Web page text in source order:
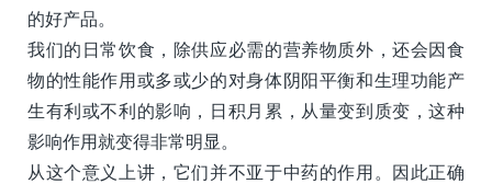
的好产品。
我们的日常饮食，除供应必需的营养物质外，还会因食
物的性能作用或多或少的对身体阴阳平衡和生理功能产
生有利或不利的影响，日积月累，从量变到质变，这种
影响作用就变得非常明显。
从这个意义上讲，它们并不亚于中药的作用。因此正确